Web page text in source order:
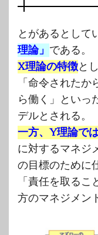
とがあるとして
理論」 である。
X理論の特徴と
「命令された
ら働く」といっ
デルとされる。
一方、Y理論で
に対するマネジ
の目標のために
「責任を取る
方のマネジメン